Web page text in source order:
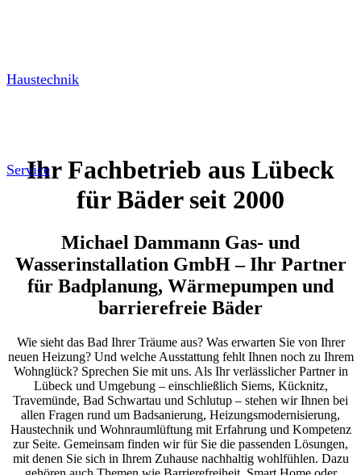
Haustechnik
Service
Ihr Fachbetrieb aus Lübeck
für Bäder seit 2000
Michael Dammann Gas- und
Wasserinstallation GmbH – Ihr Partner
für Badplanung, Wärmepumpen und
barrierefreie Bäder
Wie sieht das Bad Ihrer Träume aus? Was erwarten Sie von Ihrer
neuen Heizung? Und welche Ausstattung fehlt Ihnen noch zu Ihrem
Wohnglück? Sprechen Sie mit uns. Als Ihr verlässlicher Partner in
Lübeck und Umgebung – einschließlich Siems, Kücknitz,
Travemünde, Bad Schwartau und Schlutup – stehen wir Ihnen bei
allen Fragen rund um Badsanierung, Heizungsmodernisierung,
Haustechnik und Wohnraumlüftung mit Erfahrung und Kompetenz
zur Seite. Gemeinsam finden wir für Sie die passenden Lösungen,
mit denen Sie sich in Ihrem Zuhause nachhaltig wohlfühlen. Dazu